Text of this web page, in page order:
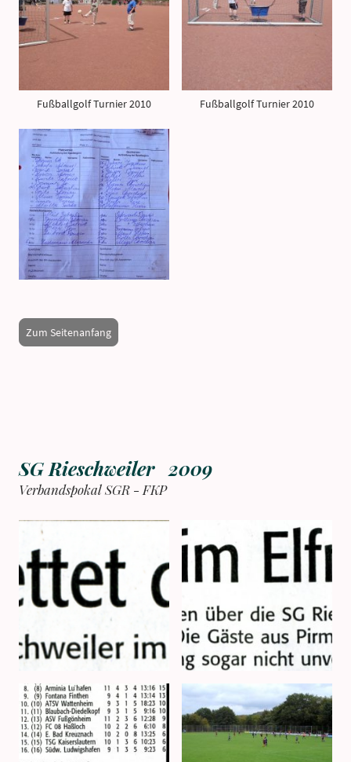
Fußballgolf Turnier 2010 Fußballgolf Turnier 2010
Zum Seitenanfang
SG Rieschweiler 2009
Verbandspokal SGR - FKP